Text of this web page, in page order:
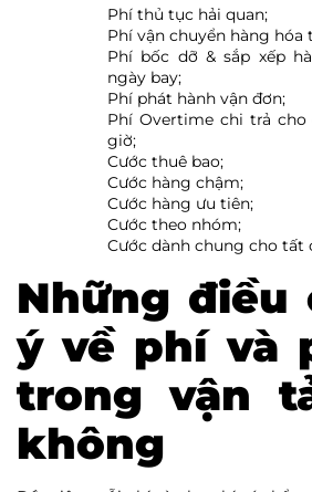
Phí thủ tục hải quan;
Phí vận chuyển hàng hóa
Phí bốc dỡ & sắp xếp
ngày bay;
Phí phát hành vận đơn;
Phí Overtime chi trả
giờ;
Cước thuê bao;
Cước hàng chậm;
Cước hàng ưu tiên;
Cước theo nhóm;
Cước dành chung cho tất
Những điều
ý về phí và
trong vận
không